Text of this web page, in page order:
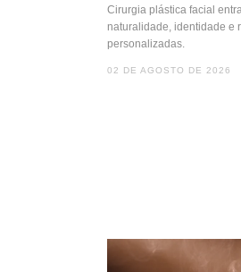
Cirurgia plástica facial
naturalidade, identidade e
personalizadas.
02 DE AGOSTO DE 2026